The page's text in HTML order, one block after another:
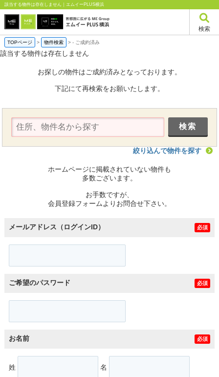
該当する物件は存在しません｜エムイーPLUS横浜
検索
TOPページ > 物件検索 >- ご成約済み
該当する物件は存在しません
お探しの物件はご成約済みとなっております。
下記にて再検索をお願いたします。
絞り込んで物件を探す
ホームページに掲載されていない物件も
多数ございます。
お手数ですが、
会員登録フォームよりお問合せ下さい。
メールアドレス（ログインID） 必須
ご希望のパスワード 必須
お名前 必須
姓 名